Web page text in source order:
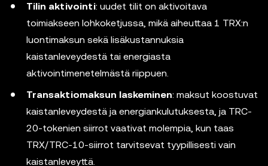
Tilin aktivointi: uudet tilit on aktivoitava
toimiakseen lohkoketjussa, mikä aiheuttaa 1 TRX:n
luontimaksun sekä lisäkustannuksia
kaistanleveydestä tai energiasta
aktivointimenetelmästä riippuen.
Transaktiomaksun laskeminen: maksut koostuvat
kaistanleveydestä ja energiankulutuksesta, ja TRC-
20-tokenien siirrot vaativat molempia, kun taas
TRX/TRC-10-siirrot tarvitsevat tyypillisesti vain
kaistanleveyttä.